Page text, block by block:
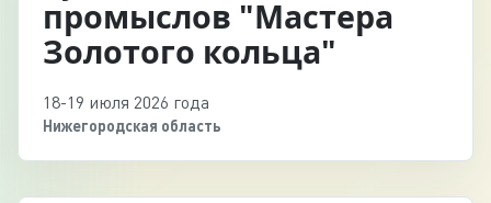
промыслов "Мастера
Золотого кольца"
18-19 июля 2026 года
Нижегородская область